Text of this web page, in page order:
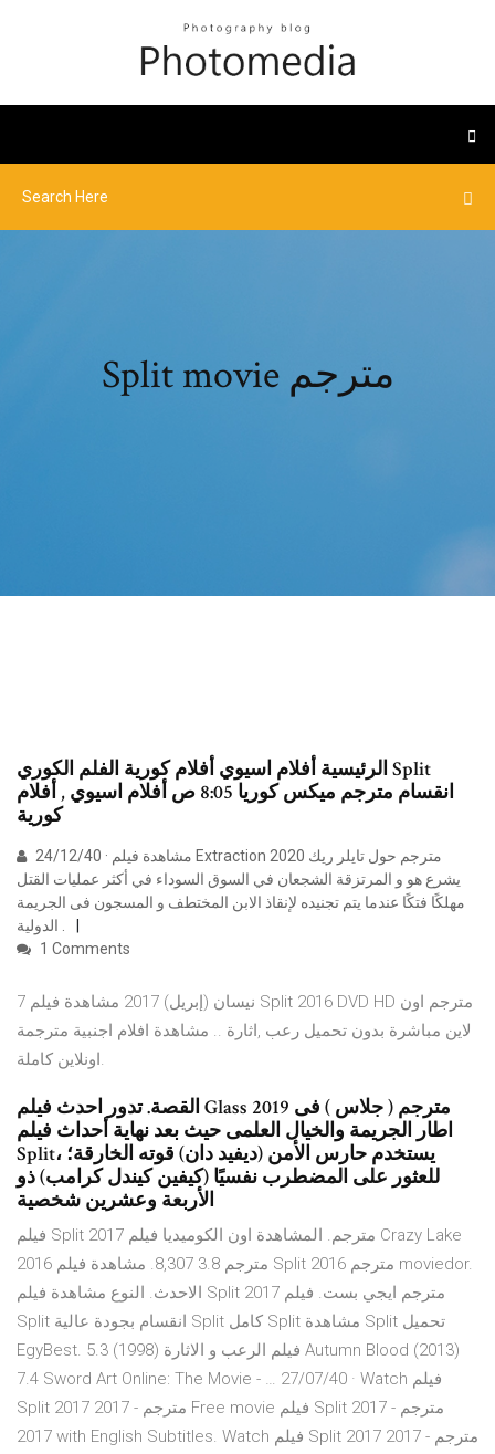
Split movie مترجم
الرئيسية أفلام اسيوي أفلام كورية الفلم الكوري Split
انقسام مترجم ميكس كوريا 8:05 ص أفلام اسيوي , أفلام
كورية
24/12/40 · مشاهدة فيلم Extraction 2020 مترجم حول تايلر ريك
يشرع هو و المرتزقة الشجعان في السوق السوداء في أكثر عمليات القتل
مهلكًا فتكًا عندما يتم تجنيده لإنقاذ الابن المختطف و المسجون فى الجريمة
الدولية .
1 Comments
7 نيسان (إبريل) 2017 مشاهدة فيلم Split 2016 DVD HD مترجم اون
لاين مباشرة بدون تحميل رعب ,اثارة .. مشاهدة افلام اجنبية مترجمة
اونلاين كاملة.
القصة. تدور احدث فيلم Glass 2019 مترجم ( جلاس ) فى
اطار الجريمة والخيال العلمى حيث بعد نهاية أحداث فيلم
Split، يستخدم حارس الأمن (ديفيد دان) قوته الخارقة؛
للعثور على المضطرب نفسيًا (كيفين كيندل كرامب) ذو
الأربعة وعشرين شخصية
فيلم Split 2017 مترجم. المشاهدة اون الكوميديا فيلم Crazy Lake
2016 مترجم 3.8 8,307. مشاهدة فيلم Split 2016 مترجم moviedor.
الاحدث. النوع مشاهدة فيلم Split 2017 مترجم ايجي بست. فيلم
Split انقسام بجودة عالية Split كامل Split مشاهدة Split تحميل
EgyBest. فيلم الرعب و الاثارة (1998) 5.3 Autumn Blood (2013)
7.4 Sword Art Online: The Movie - … 27/07/40 · Watch فيلم
Split 2017 مترجم - 2017 Free movie فيلم Split 2017 مترجم -
2017 with English Subtitles. Watch فيلم Split 2017 مترجم - 2017